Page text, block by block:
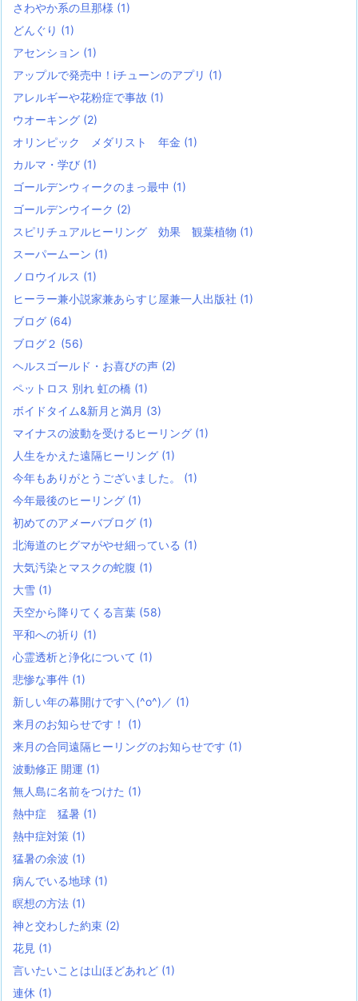
さわやか系の旦那様 (1)
どんぐり (1)
アセンション (1)
アップルで発売中！iチューンのアプリ (1)
アレルギーや花粉症で事故 (1)
ウオーキング (2)
オリンピック メダリスト 年金 (1)
カルマ・学び (1)
ゴールデンウィークのまっ最中 (1)
ゴールデンウイーク (2)
スピリチュアルヒーリング 効果 観葉植物 (1)
スーパームーン (1)
ノロウイルス (1)
ヒーラー兼小説家兼あらすじ屋兼一人出版社 (1)
ブログ (64)
ブログ２ (56)
ヘルスゴールド・お喜びの声 (2)
ペットロス 別れ 虹の橋 (1)
ボイドタイム&新月と満月 (3)
マイナスの波動を受けるヒーリング (1)
人生をかえた遠隔ヒーリング (1)
今年もありがとうございました。 (1)
今年最後のヒーリング (1)
初めてのアメーバブログ (1)
北海道のヒグマがやせ細っている (1)
大気汚染とマスクの蛇腹 (1)
大雪 (1)
天空から降りてくる言葉 (58)
平和への祈り (1)
心霊透析と浄化について (1)
悲惨な事件 (1)
新しい年の幕開けです＼(^o^)／ (1)
来月のお知らせです！ (1)
来月の合同遠隔ヒーリングのお知らせです (1)
波動修正 開運 (1)
無人島に名前をつけた (1)
熱中症 猛暑 (1)
熱中症対策 (1)
猛暑の余波 (1)
病んでいる地球 (1)
瞑想の方法 (1)
神と交わした約束 (2)
花見 (1)
言いたいことは山ほどあれど (1)
連休 (1)